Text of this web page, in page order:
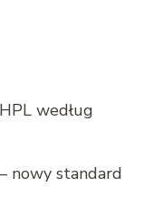
według
nowy standard